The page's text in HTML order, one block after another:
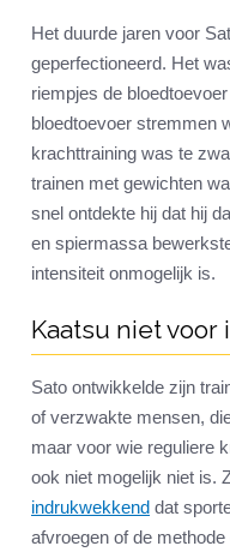
Het duurde jaren voor
geperfectioneerd. Het
riempjes de
bloedtoevoer stremmen
krachttraining was te
trainen met gewichten
snel ontdekte hij dat hij
en spiermassa
intensiteit onmogelijk is.
Kaatsu niet voor
Sato ontwikkelde zijn
of verzwakte mensen,
maar voor wie reguliere
ook niet mogelijk niet is.
indrukwekkend dat
afvroegen of de